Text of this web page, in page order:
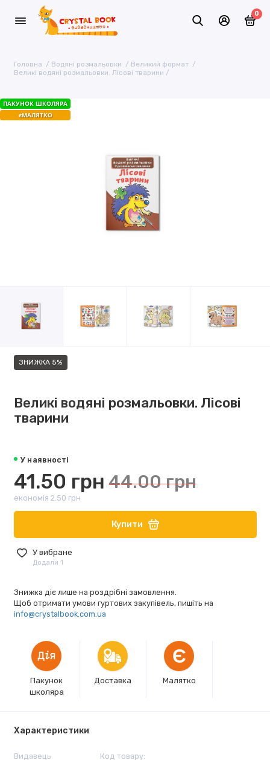
0
Головна Водяні розмальовки
Великий формат
Великі водяні розмальовки. Лісові тварини
ПАКУНОК ШКОЛЯРА
єМАЛЯТКО
ЗНИЖКА 5%
Великі водяні розмальовки. Лісові
тварини
У наявності
41.50 грн 44.00 грн
економія 2.50 грн
Купити
У вибране
Додали 1
Знижка діє лише на роздрібні замовлення.
Щоб отримати умови гуртових закупівель, пишіть на
info@crystalbook.com.ua
Пакунок
школяра
Доставка
Є
Малятко
Характеристики
Видавець
Код товару: